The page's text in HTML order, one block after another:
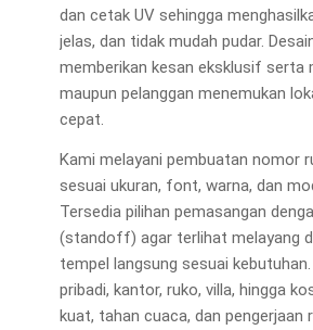
dan cetak UV sehingga
jelas, dan tidak mudah pudar.
memberikan kesan eksklusif serta
maupun pelanggan menemukan
cepat.
Kami melayani pembuatan nomor
sesuai ukuran, font, warna, dan
Tersedia pilihan pemasangan
(standoff) agar terlihat melayang
tempel langsung sesuai
pribadi, kantor, ruko, villa, hingga
kuat, tahan cuaca, dan pengerjaan